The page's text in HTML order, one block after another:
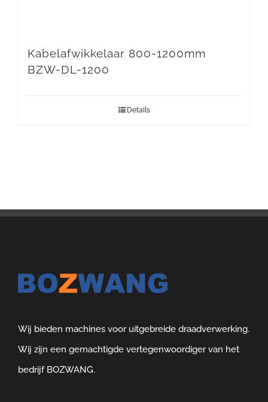
Kabelafwikkelaar 800-1200mm
BZW-DL-1200
Details
Wij bieden machines voor uitgebreide draadverwerking.
Wij zijn een gemachtigde vertegenwoordiger van het
bedrijf BOZWANG.